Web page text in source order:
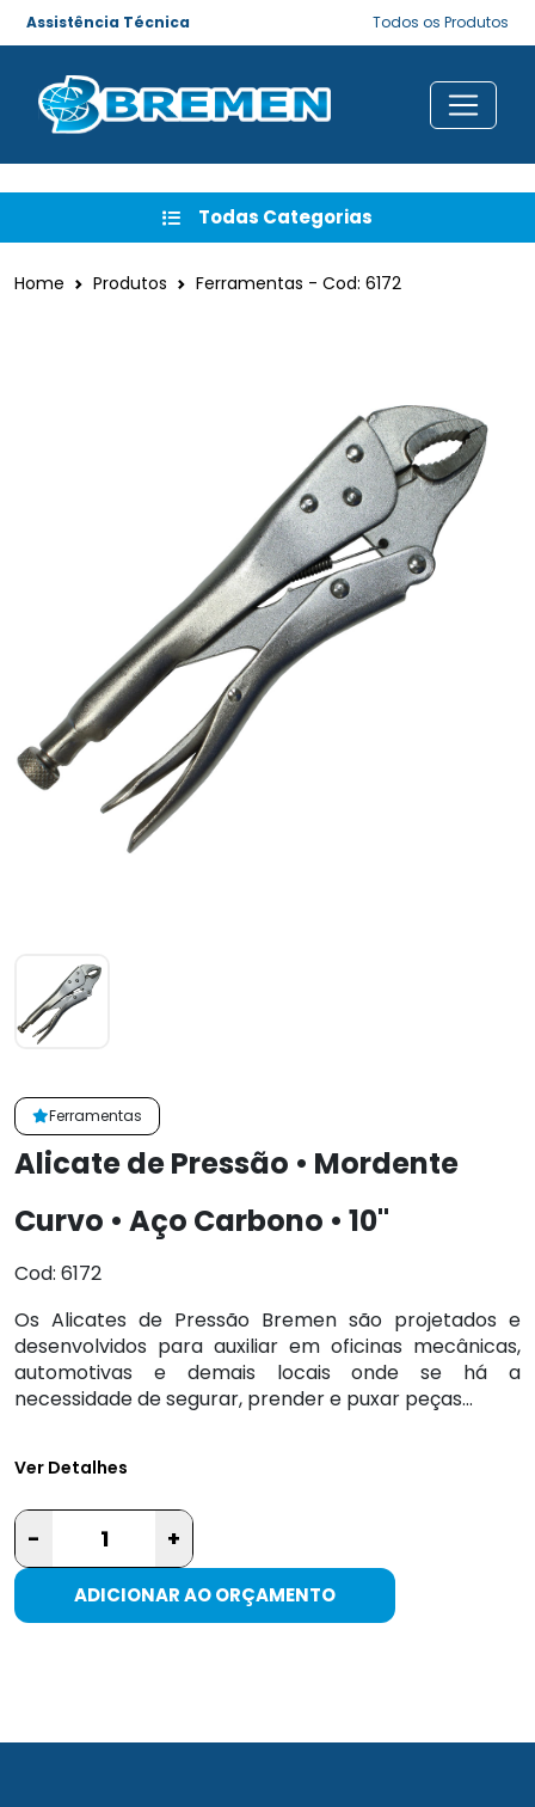
Assistência Técnica Todos os Produtos
Todas Categorias
Home Produtos Ferramentas - Cod: 6172
Ferramentas
Alicate de Pressão • Mordente
Curvo • Aço Carbono • 10"
Cod: 6172
Os Alicates de Pressão Bremen são projetados e
desenvolvidos para auxiliar em oficinas mecânicas,
automotivas e demais locais onde se há a
necessidade de segurar, prender e puxar peças...
Ver Detalhes
- +
ADICIONAR AO ORÇAMENTO